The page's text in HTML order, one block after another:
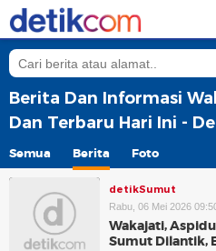
Berita Dan Informasi
Dan Terbaru Hari Ini -
Semua Berita Foto
detikSumut
Rabu, 06 Mei 2026
Wakajati,
Sumut Dilantik,